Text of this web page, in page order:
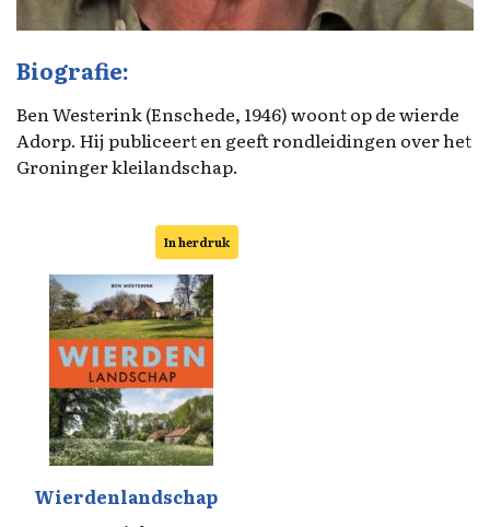
Biografie:
Ben Westerink (Enschede, 1946) woont op de wierde
Adorp. Hij publiceert en geeft rondleidingen over het
Groninger kleilandschap.
In herdruk
Wierdenlandschap